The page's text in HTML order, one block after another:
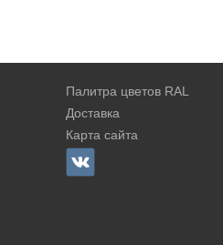
Палитра цветов RAL
Доставка
Карта сайта